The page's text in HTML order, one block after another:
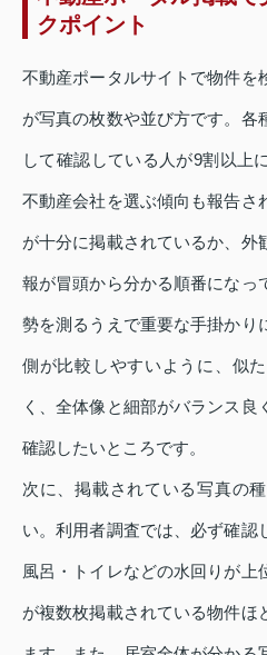
クポイント
不動産ポータルサイトで物件を
が写真の枚数や並び方です。各
して確認している人が9割以上
不動産会社を選ぶ傾向も報告さ
が十分に掲載されているか、外
報が冒頭から分かる順番になっ
勢を測るうえで重要な手掛かり
側が比較しやすいように、似
く、全体像と細部がバランス良
確認したいところです。
次に、掲載されている写真の
い。利用者調査では、必ず確認
風呂・トイレなどの水回りが上
が複数枚掲載されている物件ほ